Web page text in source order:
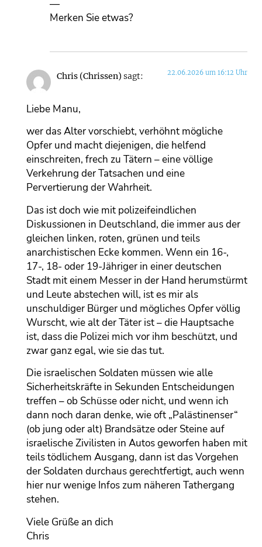
—
Merken Sie etwas?
Chris (Chrissen) sagt: 22.06.2026 um 16:12 Uhr
Liebe Manu,
wer das Alter vorschiebt, verhöhnt mögliche
Opfer und macht diejenigen, die helfend
einschreiten, frech zu Tätern – eine völlige
Verkehrung der Tatsachen und eine
Pervertierung der Wahrheit.
Das ist doch wie mit polizeifeindlichen
Diskussionen in Deutschland, die immer aus der
gleichen linken, roten, grünen und teils
anarchistischen Ecke kommen. Wenn ein 16-,
17-, 18- oder 19-Jähriger in einer deutschen
Stadt mit einem Messer in der Hand herumstürmt
und Leute abstechen will, ist es mir als
unschuldiger Bürger und mögliches Opfer völlig
Wurscht, wie alt der Täter ist – die Hauptsache
ist, dass die Polizei mich vor ihm beschützt, und
zwar ganz egal, wie sie das tut.
Die israelischen Soldaten müssen wie alle
Sicherheitskräfte in Sekunden Entscheidungen
treffen – ob Schüsse oder nicht, und wenn ich
dann noch daran denke, wie oft „Palästinenser“
(ob jung oder alt) Brandsätze oder Steine auf
israelische Zivilisten in Autos geworfen haben mit
teils tödlichem Ausgang, dann ist das Vorgehen
der Soldaten durchaus gerechtfertigt, auch wenn
hier nur wenige Infos zum näheren Tathergang
stehen.
Viele Grüße an dich
Chris